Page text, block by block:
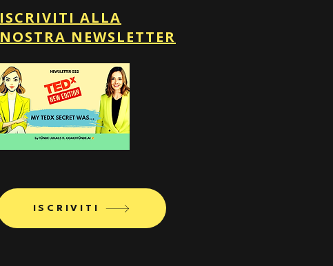
ISCRIVITI ALLA
NOSTRA NEWSLETTER
ISCRIVITI